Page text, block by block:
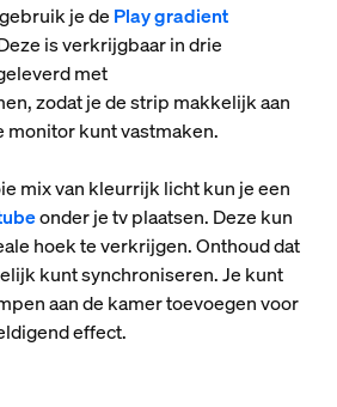
je de Play gradient
is verkrijgbaar in drie
met
zodat je de strip makkelijk aan
monitor kunt vastmaken.
mix van kleurrijk licht kun je een
onder je tv plaatsen. Deze kun
hoek te verkrijgen. Onthoud dat
kunt synchroniseren. Je kunt
aan de kamer toevoegen voor
effect.